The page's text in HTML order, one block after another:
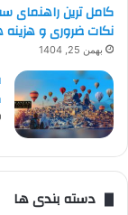
کامل ترین راهنمای
نکات ضروری و هزینه
بهمن 25, 1404
دسته بندی ها